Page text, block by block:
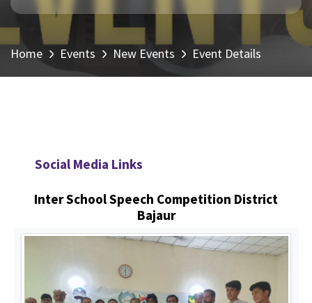
Home Events New Events Event Details
Social Media Links
Inter School Speech Competition District
Bajaur